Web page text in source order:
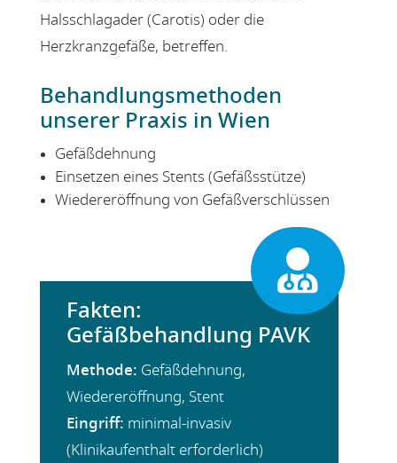
Halsschlagader (Carotis) oder die
Herzkranzgefäße, betreffen.
Behandlungsmethoden
unserer Praxis in Wien
Gefäßdehnung
Einsetzen eines Stents (Gefäßsstütze)
Wiedereröffnung von Gefäßverschlüssen

Fakten:
Gefäßbehandlung PAVK
Methode: Gefäßdehnung,
Wiedereröffnung, Stent
Eingriff: minimal-invasiv
(Klinikaufenthalt erforderlich)